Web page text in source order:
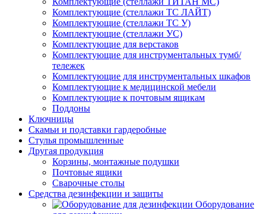
Комплектующие (стеллажи ТС ЛАЙТ)
Комплектующие (стеллажи ТС У)
Комплектующие (стеллажи УС)
Комплектующие для верстаков
Комплектующие для инструментальных тумб/
тележек
Комплектующие для инструментальных шкафов
Комплектующие к медицинской мебели
Комплектующие к почтовым ящикам
Поддоны
Ключницы
Скамьи и подставки гардеробные
Стулья промышленные
Другая продукция
Корзины, монтажные подушки
Почтовые ящики
Сварочные столы
Средства дезинфекции и защиты
Оборудование